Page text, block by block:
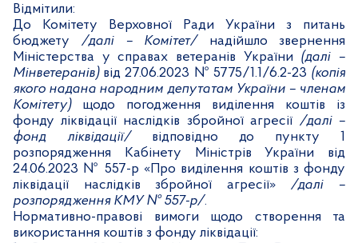
Відмітили:
До Комітету Верховної Ради України з питань
бюджету /далі – Комітет/надійшло звернення
Міністерства у справах ветеранів України (далі –
Мінветеранів) від 27.06.2023 № 5775/1.1/6.2-23 (копія
якого надана народним депутатам України – членам
Комітету) щодо
погодження виділення коштів із
фонду ліквідації наслідків збройної агресії /далі –
фонд ліквідації/відповідно до пункту 1
розпорядження Кабінету Міністрів України від
24.06.2023 № 557-р «Про виділення коштів з фонду
ліквідації наслідків збройної агресії» /далі –
розпорядження КМУ № 557-р/.
Нормативно-правові вимоги щодо створення та
використання коштів з фонду ліквідації: